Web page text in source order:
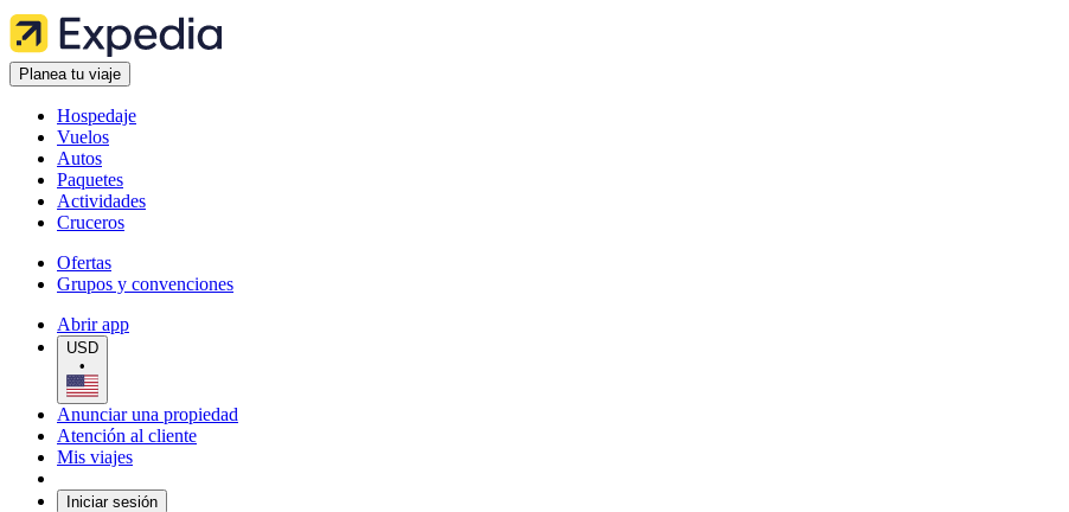
Planea tu viaje
Hospedaje
Vuelos
Autos
Paquetes
Actividades
Cruceros
Ofertas
Grupos y convenciones
Abrir app
USD
•
Anunciar una propiedad
Atención al cliente
Mis viajes
Iniciar sesión